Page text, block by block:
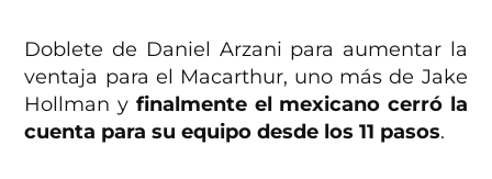
Doblete de Daniel Arzani para aumentar la
ventaja para el Macarthur, uno más de Jake
Hollman y finalmente el mexicano cerró la
cuenta para su equipo desde los 11 pasos.